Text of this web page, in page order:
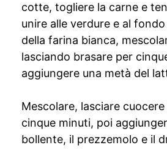
cotte, togliere la carne e
unire alle verdure e al
della farina bianca,
lasciando brasare per
aggiungere una metà del
Mescolare, lasciare
cinque minuti, poi
bollente, il prezzemolo e il